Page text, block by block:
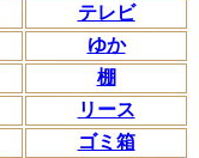
テレビ
ゆか
棚
リース
ゴミ箱